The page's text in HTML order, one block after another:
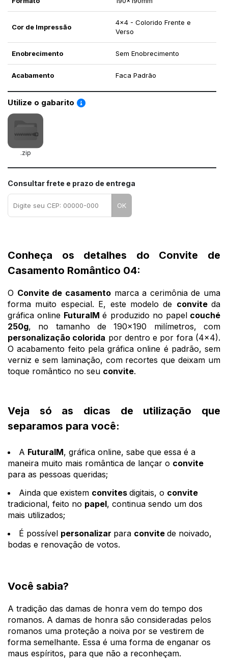
Cor de Impressão
4x4 - Colorido Frente e
Verso
Enobrecimento Sem Enobrecimento
Acabamento Faca Padrão
Utilize o gabarito Saiba como utilizar os nossos gabaritos
.zip
Consultar frete e prazo de entrega
OK
Conheça os detalhes do Convite de
Casamento Romântico 04:
O Convite de casamentomarca a cerimônia de uma
forma muito especial. E, este modelo de convite da
gráfica online FuturaIMé produzido no papelcouché
250g, no tamanho de 190x190 milímetros, com
personalização colorida por dentro e por fora (4x4).
O acabamento feito pela gráfica online é padrão, sem
verniz e sem laminação, com recortes que deixam um
toque romântico no seu convite.
Veja só as dicas de utilização que
separamos para você:
A FuturaIM, gráfica online, sabe que essa é a
maneira muito mais romântica de lançar o convite
para as pessoas queridas;
Ainda que existem convites digitais, o convite
tradicional, feito no papel, continua sendo um dos
mais utilizados;
É possível personalizar para convite de noivado,
bodas e renovação de votos.
Você sabia?
A tradição das damas de honra vem do tempo dos
romanos. A damas de honra são consideradas pelos
romanos uma proteção a noiva por se vestirem de
forma semelhante. Essa é uma forma de enganar os
maus espíritos, para que não a reconheçam.